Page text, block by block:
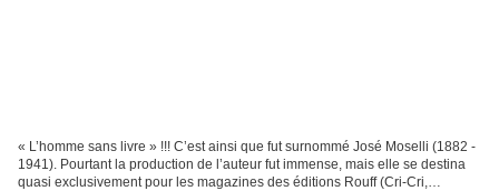
« L’homme sans livre » !!! C’est ainsi que fut surnommé José Moselli (1882 -
1941). Pourtant la production de l’auteur fut immense, mais elle se destina
quasi exclusivement pour les magazines des éditions Rouff (Cri-Cri,